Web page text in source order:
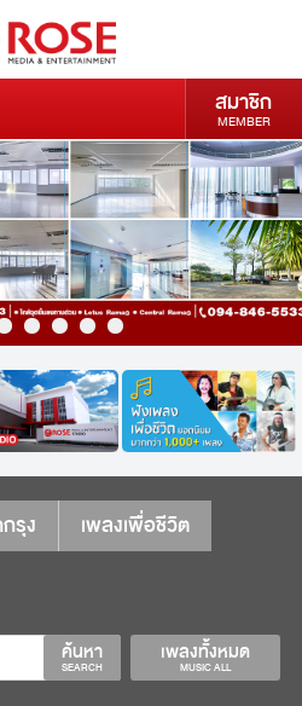
สมาชิก
MEMBER
รุง
เพลงเพื่อชีวิต
เพลงทั้งหมด
MUSIC ALL
ค้นหา
SEARCH